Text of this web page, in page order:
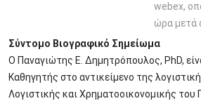
webex,
ώρα μετά
Σύντομο Βιογραφικό Σημείωμα
Ο Παναγιώτης Ε. Δημητρόπουλος, PhD,
Καθηγητής στο αντικείμενο της
Λογιστικής και Χρηματοοικονομικής του